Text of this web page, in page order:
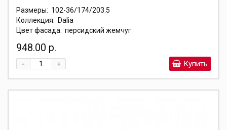
Размеры: 102-36/174/203.5
Коллекция: Dalia
Цвет фасада: персидский жемчуг
948.00 р.
+
- Купить